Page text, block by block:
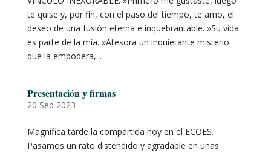
te quise y, por fin, con el paso del tiempo, te amo, el
deseo de una fusión eterna e inquebrantable. »Su vida
es parte de la mía. »Atesora un inquietante misterio
que la empodera,...
Presentación y firmas
20 Sep 2023
Magnífica tarde la compartida hoy en el ECOES.
Pasamos un rato distendido y agradable en unas